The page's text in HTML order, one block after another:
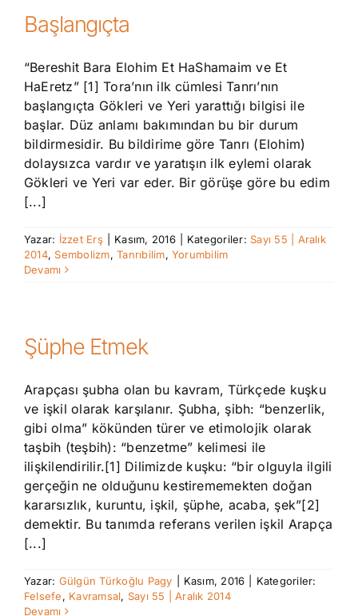
Başlangıçta
“Bereshit Bara Elohim Et HaShamaim ve Et
HaEretz” [1] Tora’nın ilk cümlesi Tanrı’nın
başlangıçta Gökleri ve Yeri yarattığı bilgisi ile
başlar. Düz anlamı bakımından bu bir durum
bildirmesidir. Bu bildirime göre Tanrı (Elohim)
dolaysızca vardır ve yaratışın ilk eylemi olarak
Gökleri ve Yeri var eder. Bir görüşe göre bu edim
[...]
Yazar: İzzet Erş Kasım, 2016 Kategoriler: Sayı 55 | Aralık
2014, Sembolizm,Tanrıbilim, Yorumbilim
Devamı
Şüphe Etmek
Arapçası şubha olan bu kavram, Türkçede kuşku
ve işkil olarak karşılanır. Şubha, şibh: “benzerlik,
gibi olma” kökünden türer ve etimolojik olarak
taşbih (teşbih): “benzetme” kelimesi ile
ilişkilendirilir.[1] Dilimizde kuşku: “bir olguyla ilgili
gerçeğin ne olduğunu kestirememekten doğan
kararsızlık, kuruntu, işkil, şüphe, acaba, şek”[2]
demektir. Bu tanımda referans verilen işkil Arapça
[...]
Yazar: Gülgün Türkoğlu Pagy Kasım, 2016
Kategoriler:
Felsefe, Kavramsal, Sayı 55 | Aralık 2014
Devamı